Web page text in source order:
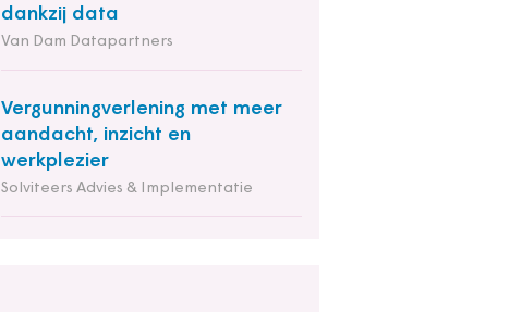
dankzij data
Van Dam Datapartners
Vergunningverlening met meer
aandacht, inzicht en
werkplezier
Solviteers Advies & Implementatie